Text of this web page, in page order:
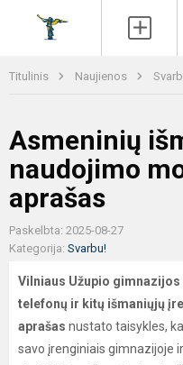
Titulinis Naujienos
Asmeninių
naudojimo
aprašas
Paskelbta: 2025-08-27
Kategorija: Svarbu!
Vilniaus Užupio
telefonų ir kitų išmaniųjų
aprašas nustato taisykles,
savo įrenginiais gimnazijoje